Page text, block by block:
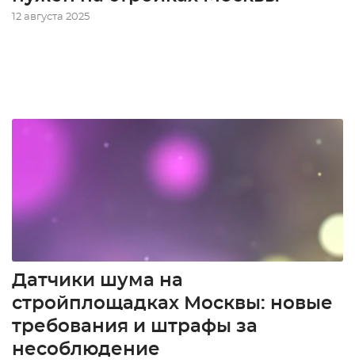
12 августа 2025
Датчики шума на
стройплощадках Москвы: новые
требования и штрафы за
несоблюдение